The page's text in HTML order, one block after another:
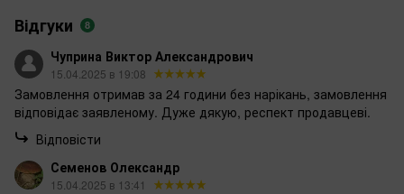
Відгуки 8
Чуприна Виктор Александрович
15.04.2025 в 19:08
Замовлення отримав за 24 години без нарікань, замовлення
відповідає заявленому. Дуже дякую, респект продавцеві.
Відповісти
Семенов Олександр
15.04.2025 в 13:41